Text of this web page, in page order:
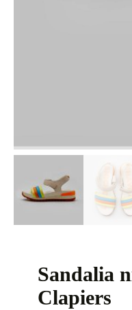
Sandalia
Clapiers